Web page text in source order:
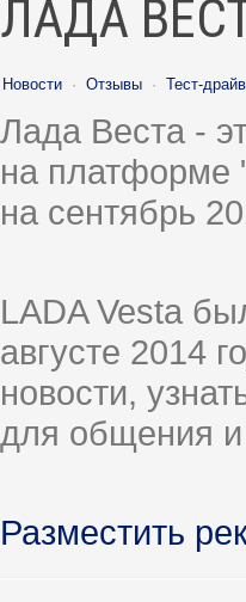
ЛАДА
Новости · Отзывы · Тест-
Лада Веста -
на платформе
на сентябрь
LADA Vesta
августе 2014
новости,
для общения
Разместить